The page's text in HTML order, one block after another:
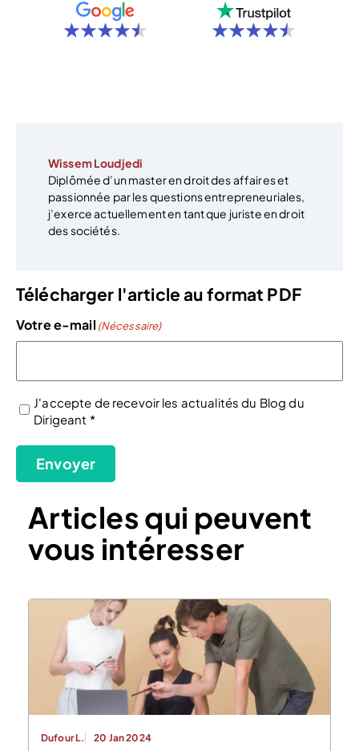
Wissem Loudjedi
Diplômée d’un master en droit des affaires et
passionnée par les questions entrepreneuriales,
j’exerce actuellement en tant que juriste en droit
des sociétés.
Télécharger l'article au format PDF
Votre e-mail (Nécessaire)
(Nécessaire)
J'accepte de recevoir les actualités du Blog du
Dirigeant *
Envoyer
Articles qui peuvent
vous intéresser
Dufour L. 20 Jan 2024